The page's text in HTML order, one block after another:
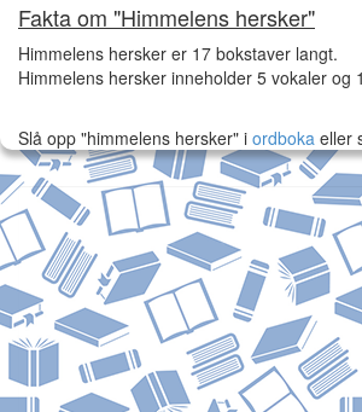
Fakta om "Himmelens hersker"
Himmelens hersker er 17 bokstaver langt.
Himmelens hersker inneholder 5 vokaler og
Slå opp "himmelens hersker" i ordboka eller